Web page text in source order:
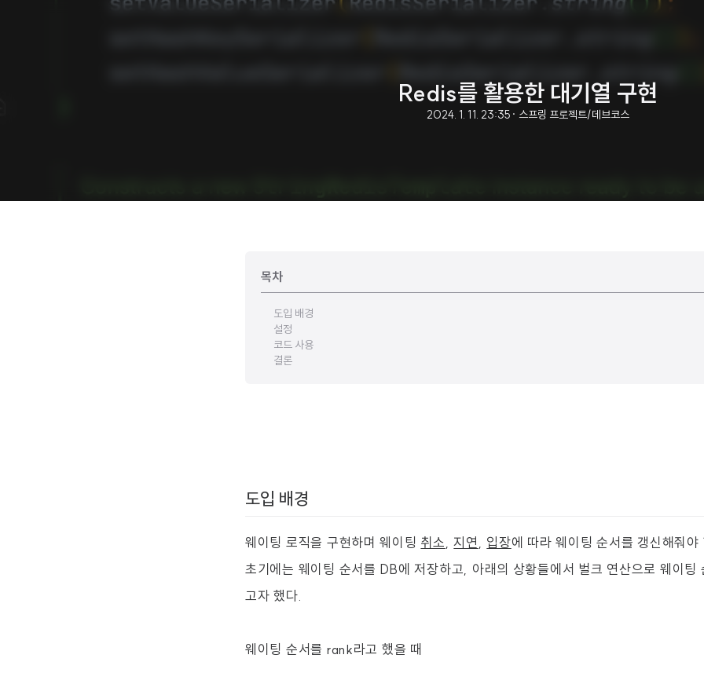
Redis를 활용한 대기열 구현
2024. 1. 11. 23:35 · 스프링 프로젝트/데브코스
목차
도입 배경
설정
코드 사용
결론
도입 배경
웨이팅 로직을 구현하며 웨이팅 취소 ,지연 입장에 따라 웨이팅 순서를 갱신해줘야
초기에는 웨이팅 순서를 DB에 저장하고, 아래의 상황들에서 벌크 연산으로 웨이팅
고자 했다.
웨이팅 순서를 rank라고 했을 때